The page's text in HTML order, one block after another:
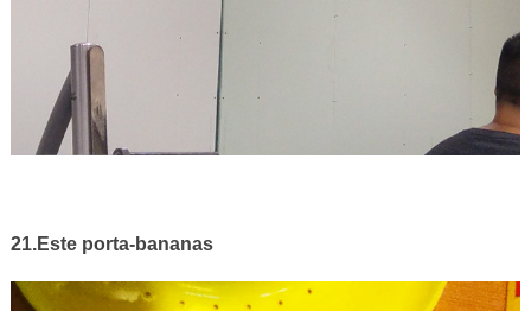
21.Este porta-bananas